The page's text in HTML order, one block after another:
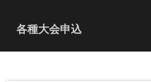
各種大会申込